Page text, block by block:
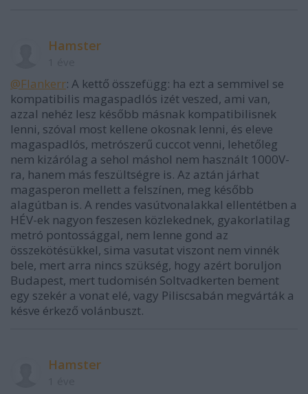
Hamster
@Flankerr: A kettő összefügg: ha ezt a semmivel se
kompatibilis magaspadlós izét veszed, ami van,
azzal nehéz lesz később másnak kompatibilisnek
lenni, szóval most kellene okosnak lenni, és eleve
magaspadlós, metrószerű cuccot venni, lehetőleg
nem kizárólag a sehol máshol nem használt 1000V-
ra, hanem más feszültségre is. Az aztán járhat
magasperon mellett a felszínen, meg később
alagútban is. A rendes vasútvonalakkal ellentétben a
HÉV-ek nagyon feszesen közlekednek, gyakorlatilag
metró pontossággal, nem lenne gond az
összekötésükkel, sima vasutat viszont nem vinnék
bele, mert arra nincs szükség, hogy azért boruljon
Budapest, mert tudomisén Soltvadkerten bement
egy szekér a vonat elé, vagy Piliscsabán megvárták a
késve érkező volánbuszt.
Hamster